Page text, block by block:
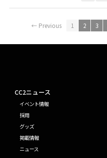
← Previous 1 2 3
CC2ニュース
イベント情報
採用
グッズ
掲載情報
ニュース